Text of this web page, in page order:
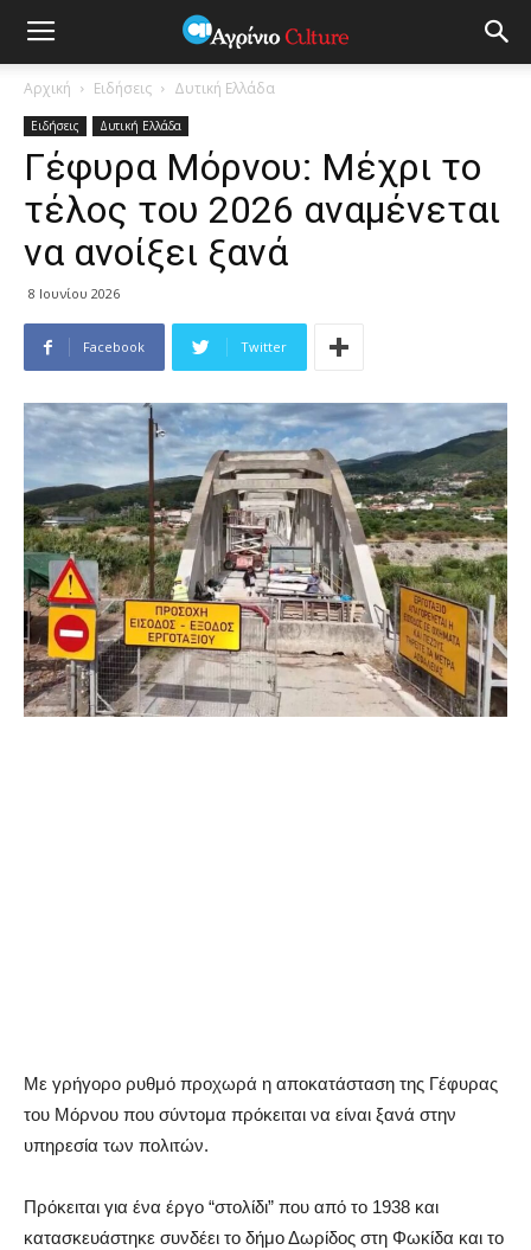
Αρχική Ειδήσεις Δυτική Ελλάδα
Ειδήσεις Δυτική Ελλάδα
Γέφυρα Μόρνου: Μέχρι το
τέλος του 2026 αναμένεται
να ανοίξει ξανά
8 Ιουνίου 2026
Facebook Twitter
Με γρήγορο ρυθμό προχωρά η αποκατάσταση της Γέφυρας
του Μόρνου που σύντομα πρόκειται να είναι ξανά στην
υπηρεσία των πολιτών.
Πρόκειται για ένα έργο “στολίδι” που από το 1938 και
κατασκευάστηκε συνδέει το δήμο Δωρίδος στη Φωκίδα και το